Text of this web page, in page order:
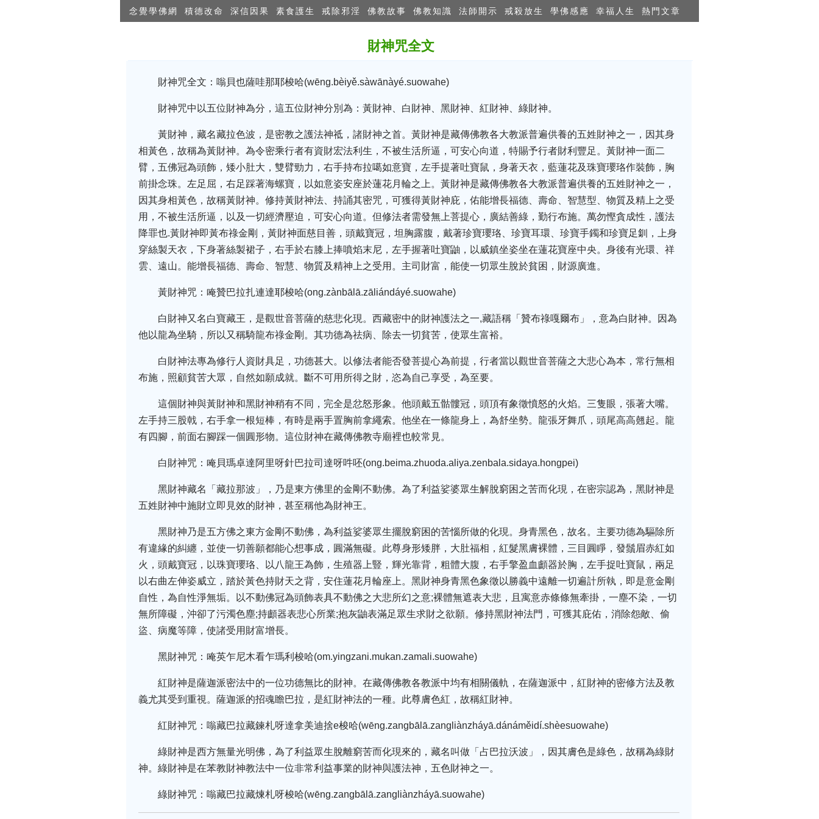
念覺學佛網 積德改命 深信因果 素食護生 戒除邪淫 佛教故事 佛教知識 法師開示 戒殺放生 學佛感應 幸福人生 熱門文章
財神咒全文
財神咒全文：嗡貝也薩哇那耶梭哈(wēng.bèiyě.sàwānàyé.suowahe)
財神咒中以五位財神為分，這五位財神分別為：黃財神、白財神、黑財神、紅財神、綠財神。
黃財神，藏名藏拉色波，是密教之護法神祗，諸財神之首。黃財神是藏傳佛教各大教派普遍供養的五姓財神之一，因其身
相黃色，故稱為黃財神。為令密乘行者有資財宏法利生，不被生活所逼，可安心向道，特賜予行者財利豐足。黃財神一面二
臂，五佛冠為頭飾，矮小肚大，雙臂勁力，右手持布拉噶如意寶，左手提著吐寶鼠，身著天衣，藍蓮花及珠寶瓔珞作裝飾，胸
前掛念珠。左足屈，右足踩著海螺寶，以如意姿安座於蓮花月輪之上。黃財神是藏傳佛教各大教派普遍供養的五姓財神之一，
因其身相黃色，故稱黃財神。修持黃財神法、持誦其密咒，可獲得黃財神庇，佑能增長福德、壽命、智慧型、物質及精上之受
用，不被生活所逼，以及一切經濟壓迫，可安心向道。但修法者需發無上菩提心，廣結善綠，勤行布施。萬勿慳貪成性，護法
降罪也.黃財神即黃布祿金剛，黃財神面慈目善，頭戴寶冠，坦胸露腹，戴著珍寶瓔珞、珍寶耳環、珍寶手鐲和珍寶足釧，上身
穿絲製天衣，下身著絲製裙子，右手於右膝上捧噴焰末尼，左手握著吐寶鼬，以威鎮坐姿坐在蓮花寶座中央。身後有光環、祥
雲、遠山。能增長福德、壽命、智慧、物質及精神上之受用。主司財富，能使一切眾生脫於貧困，財源廣進。
黃財神咒：唵贊巴拉扎連達耶梭哈(ong.zànbālā.zāliándáyé.suowahe)
白財神又名白寶藏王，是觀世音菩薩的慈悲化現。西藏密中的財神護法之一,藏語稱「贊布祿嘎爾布」，意為白財神。因為
他以龍為坐騎，所以又稱騎龍布祿金剛。其功德為祛病、除去一切貧苦，使眾生富裕。
白財神法專為修行人資財具足，功德甚大。以修法者能否發菩提心為前提，行者當以觀世音菩薩之大悲心為本，常行無相
布施，照顧貧苦大眾，自然如願成就。斷不可用所得之財，恣為自己享受，為至要。
這個財神與黃財神和黑財神稍有不同，完全是忿怒形象。他頭戴五骷髏冠，頭頂有象徵憤怒的火焰。三隻眼，張著大嘴。
左手持三股戟，右手拿一根短棒，有時是兩手置胸前拿繩索。他坐在一條龍身上，為舒坐勢。龍張牙舞爪，頭尾高高翹起。龍
有四腳，前面右腳踩一個圓形物。這位財神在藏傳佛教寺廟裡也較常見。
白財神咒：唵貝瑪卓達阿里呀針巴拉司達呀吽呸(ong.beima.zhuoda.aliya.zenbala.sidaya.hongpei)
黑財神藏名「藏拉那波」，乃是東方佛里的金剛不動佛。為了利益娑婆眾生解脫窮困之苦而化現，在密宗認為，黑財神是
五姓財神中施財立即見效的財神，甚至稱他為財神王。
黑財神乃是五方佛之東方金剛不動佛，為利益娑婆眾生擺脫窮困的苦惱所做的化現。身青黑色，故名。主要功德為驅除所
有違緣的糾纏，並使一切善願都能心想事成，圓滿無礙。此尊身形矮胖，大肚福相，紅髮黑膚裸體，三目圓睜，發鬚眉赤紅如
火，頭戴寶冠，以珠寶瓔珞、以八龍王為飾，生殖器上豎，輝光靠背，粗體大腹，右手擎盈血顱器於胸，左手捉吐寶鼠，兩足
以右曲左伸姿威立，踏於黃色持財天之背，安住蓮花月輪座上。黑財神身青黑色象徵以勝義中遠離一切遍計所執，即是意金剛
自性，為自性淨無垢。以不動佛冠為頭飾表具不動佛之大悲所幻之意;裸體無遮表大悲，且寓意赤條條無牽掛，一塵不染，一切
無所障礙，沖卻了污濁色塵;持顱器表悲心所業;抱灰鼬表滿足眾生求財之欲願。修持黑財神法門，可獲其庇佑，消除怨敵、偷
盜、病魔等障，使諸受用財富增長。
黑財神咒：唵英乍尼木看乍瑪利梭哈(om.yingzani.mukan.zamali.suowahe)
紅財神是薩迦派密法中的一位功德無比的財神。在藏傳佛教各教派中均有相關儀軌，在薩迦派中，紅財神的密修方法及教
義尤其受到重視。薩迦派的招魂瞻巴拉，是紅財神法的一種。此尊膚色紅，故稱紅財神。
紅財神咒：嗡藏巴拉藏鍊札呀達拿美迪捨e梭哈(wēng.zangbālā.zangliànzháyā.dánáměidí.shèesuowahe)
綠財神是西方無量光明佛，為了利益眾生脫離窮苦而化現來的，藏名叫做「占巴拉沃波」，因其膚色是綠色，故稱為綠財
神。綠財神是在苯教財神教法中一位非常利益事業的財神與護法神，五色財神之一。
綠財神咒：嗡藏巴拉藏煉札呀梭哈(wēng.zangbālā.zangliànzháyā.suowahe)